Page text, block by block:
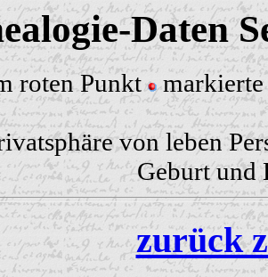
Daten
roten Punkt markierte
von leben
Geburt und
zurück